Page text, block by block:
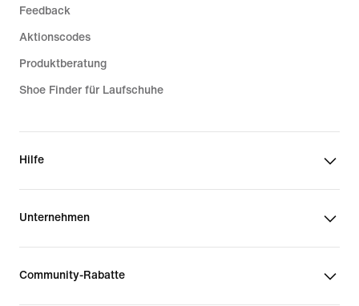
Feedback
Aktionscodes
Produktberatung
Shoe Finder für Laufschuhe
Hilfe
Unternehmen
Community-Rabatte